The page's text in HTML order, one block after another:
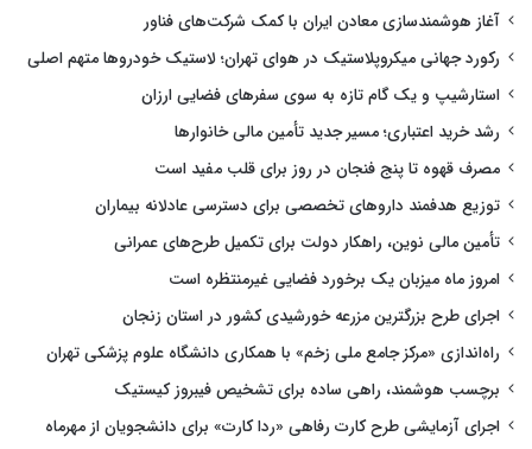
آغاز هوشمندسازی معادن ایران با کمک شرکت‌های فناور
رکورد جهانی میکروپلاستیک در هوای تهران؛ لاستیک خودروها متهم اصلی
استارشیپ و یک گام تازه به سوی سفرهای فضایی ارزان
رشد خرید اعتباری؛ مسیر جدید تأمین مالی خانوارها
مصرف قهوه تا پنج فنجان در روز برای قلب مفید است
توزیع هدفمند داروهای تخصصی برای دسترسی عادلانه بیماران
تأمین مالی نوین، راهکار دولت برای تکمیل طرح‌های عمرانی
امروز ماه میزبان یک برخورد فضایی غیرمنتظره است
اجرای طرح بزرگترین مزرعه خورشیدی کشور در استان زنجان
راه‌اندازی «مرکز جامع ملی زخم» با همکاری دانشگاه علوم پزشکی تهران
برچسب هوشمند، راهی ساده برای تشخیص فیبروز کیستیک
اجرای آزمایشی طرح کارت رفاهی «ردا کارت» برای دانشجویان از مهرماه